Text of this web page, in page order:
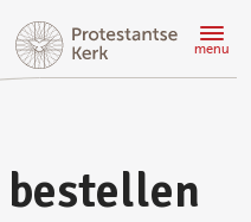
menu